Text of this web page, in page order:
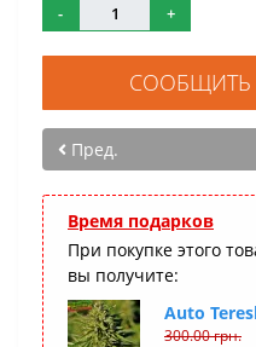
-
+
Пред.
Время подарков
При покупке этого
вы получите:
Auto
300.00 грн.